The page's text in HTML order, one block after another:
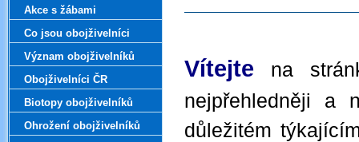
Vítejte
na
nejpřehledněji a
důležitém
Akce s žábami
Co jsou obojživelníci
Význam obojživelníků
Obojživelníci ČR
Biotopy obojživelníků
Ohrožení obojživelníků